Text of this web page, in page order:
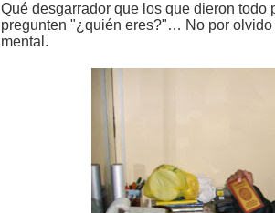
Qué desgarrador que los que dieron todo
pregunten "¿quién eres?"… No por
mental.